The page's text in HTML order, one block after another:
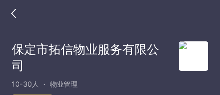
保定市拓信物业服务有限公
司
10-30人 物业管理